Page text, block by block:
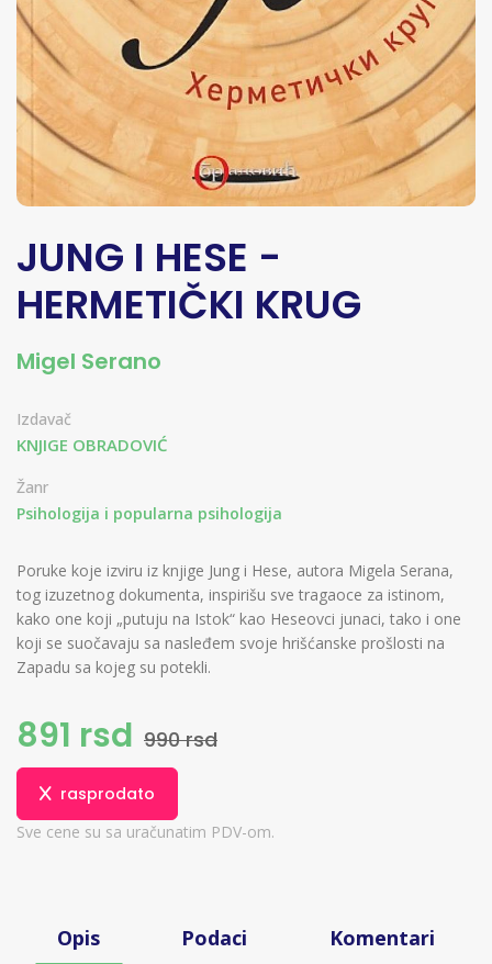
JUNG I HESE -
HERMETIČKI KRUG
Migel Serano
Izdavač
KNJIGE OBRADOVIĆ
Žanr
Psihologija i popularna psihologija
Poruke koje izviru iz knjige Jung i Hese, autora Migela Serana,
tog izuzetnog dokumenta, inspirišu sve tragaoce za istinom,
kako one koji „putuju na Istok“ kao Heseovci junaci, tako i one
koji se suočavaju sa nasleđem svoje hrišćanske prošlosti na
Zapadu sa kojeg su potekli.
891 rsd 990 rsd
rasprodato
Sve cene su sa uračunatim PDV-om.
Opis Podaci Komentari